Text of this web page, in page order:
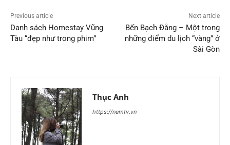
Previous article
Danh sách Homestay Vũng
Tàu “đẹp như trong phim”
Next article
Bến Bạch Đằng – Một trong
những điểm du lịch “vàng” ở
Sài Gòn
Thục Anh
https://nemtv.vn